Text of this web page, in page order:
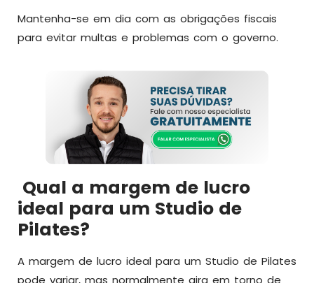
Mantenha-se em dia com as obrigações fiscais
para evitar multas e problemas com o governo.
Qual a margem de lucro
ideal para um Studio de
Pilates?
A margem de lucro ideal para um Studio de Pilates
pode variar, mas normalmente gira em torno de